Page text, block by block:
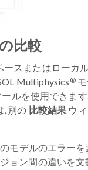
比較
スまたはローカ
Multiphysics®モ
ールを使用できま
, 別の 比較結果 ウ
モデルのエラー
ョン間の違いを